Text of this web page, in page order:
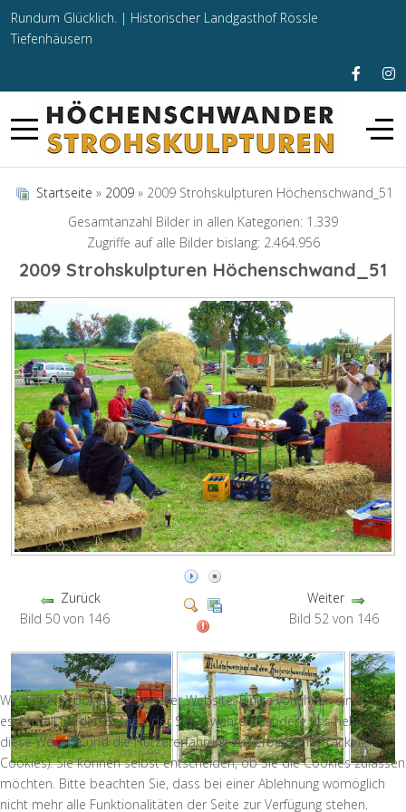
Rundum Glücklich. | Historischer Landgasthof Rössle
Tiefenhäusern
Startseite » 2009 » 2009 Strohskulpturen Höchenschwand_51
Gesamtanzahl Bilder in allen Kategorien: 1.339
Zugriffe auf alle Bilder bislang: 2.464.956
2009 Strohskulpturen Höchenschwand_51
Zurück
Bild 50 von 146
Weiter
Bild 52 von 146
Wir nutzen Cookies auf unserer Website. Einige von ihnen sind
essenziell für den Betrieb der Seite, während andere uns helfen,
diese Website und die Nutzererfahrung zu verbessern (Tracking
Cookies). Sie können selbst entscheiden, ob Sie die Cookies zulassen
möchten. Bitte beachten Sie, dass bei einer Ablehnung womöglich
nicht mehr alle Funktionalitäten der Seite zur Verfügung stehen.